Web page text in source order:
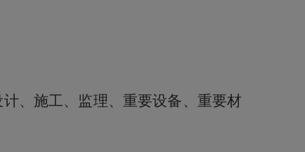
、施工、监理、重要设备、重要材